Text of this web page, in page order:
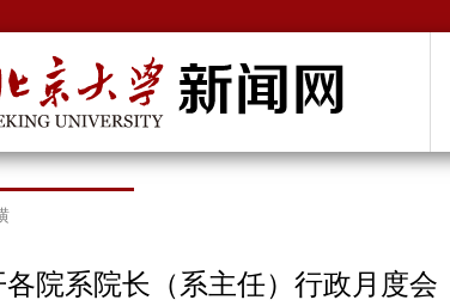
院系院长（系主任）行政月度会